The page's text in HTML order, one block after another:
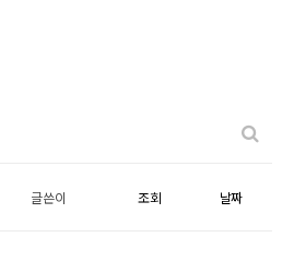
글쓴이 조회 날짜